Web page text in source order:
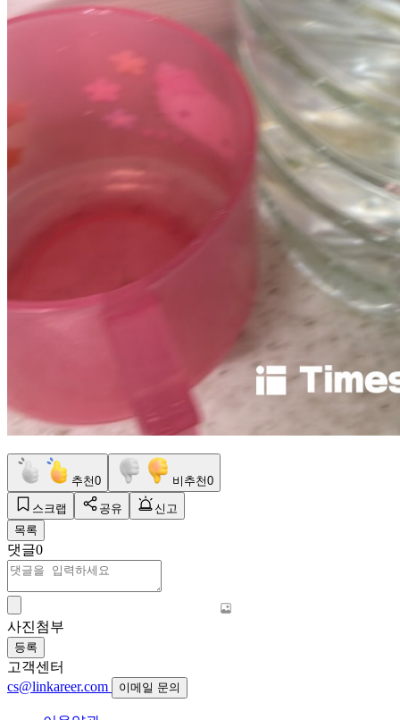
추천0 비추천0
스크랩 공유
신고
목록
댓글0
사진첨부
등록
고객센터
cs@linkareer.com
이메일 문의